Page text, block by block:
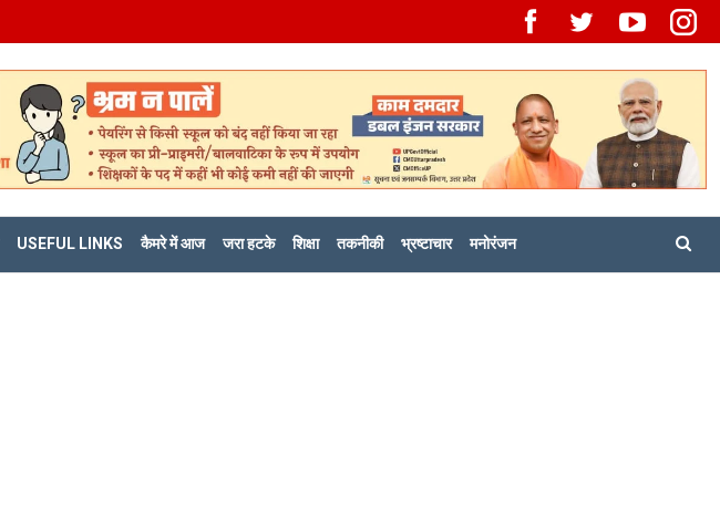
USEFUL LINKS कैमरे में आज जरा हटके शिक्षा तकनीकी भ्रष्टाचार मनोरंजन